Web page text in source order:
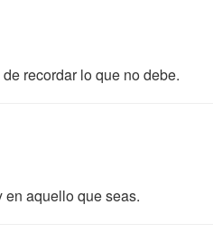
recordar lo que no debe.
aquello que seas.